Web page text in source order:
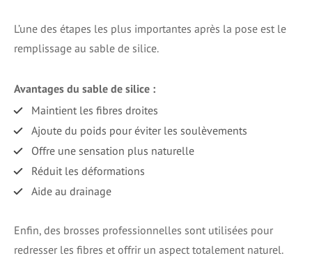
L’une des étapes les plus importantes après la pose est le
remplissage au sable de silice.
Avantages du sable de silice :
Maintient les fibres droites
Ajoute du poids pour éviter les soulèvements
Offre une sensation plus naturelle
Réduit les déformations
Aide au drainage
Enfin, des brosses professionnelles sont utilisées pour
redresser les fibres et offrir un aspect totalement naturel.